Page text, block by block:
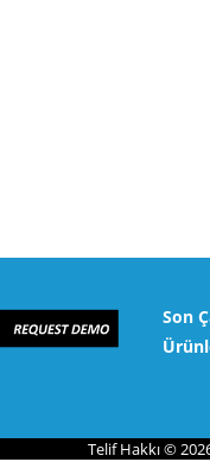
Son
Telif Hakkı ©